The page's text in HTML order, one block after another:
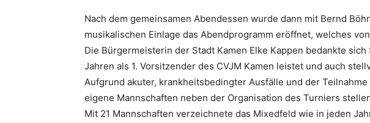
Nach dem gemeinsamen Abendessen wurde dann mit Bernd
musikalischen Einlage das Abendprogramm eröffnet, welches
Die Bürgermeisterin der Stadt Kamen Elke Kappen bedankte
Jahren als 1. Vorsitzender des CVJM Kamen leistet und auch
Aufgrund akuter, krankheitsbedingter Ausfälle und der
eigene Mannschaften neben der Organisation des Turniers
Mit 21 Mannschaften verzeichnete das Mixedfeld wie in jeden